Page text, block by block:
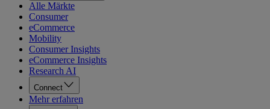
Alle Märkte
Consumer
eCommerce
Mobility
Consumer Insights
eCommerce Insights
Research AI
Connect
Mehr erfahren